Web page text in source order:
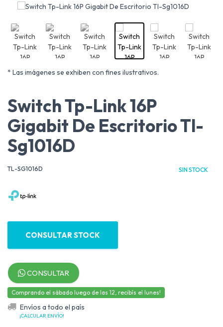
* Las imágenes se exhiben con fines ilustrativos.
Switch Tp-Link 16P
Gigabit De Escritorio Tl-
Sg1016D
TL-SG1016D SIN STOCK
CONSULTAR STOCK
CONSULTAR
Comprando el sábado luego de las 12, recibís el lunes!
Envíos a todo el país
¡CALCULAR ENVÍO!